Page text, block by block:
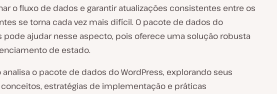
o fluxo de dados e garantir atualizações consistentes entre os
se torna cada vez mais difícil. O pacote de dados do
pode ajudar nesse aspecto, pois oferece uma solução robusta
de estado.
analisa o pacote de dados do WordPress, explorando seus
estratégias de implementação e práticas